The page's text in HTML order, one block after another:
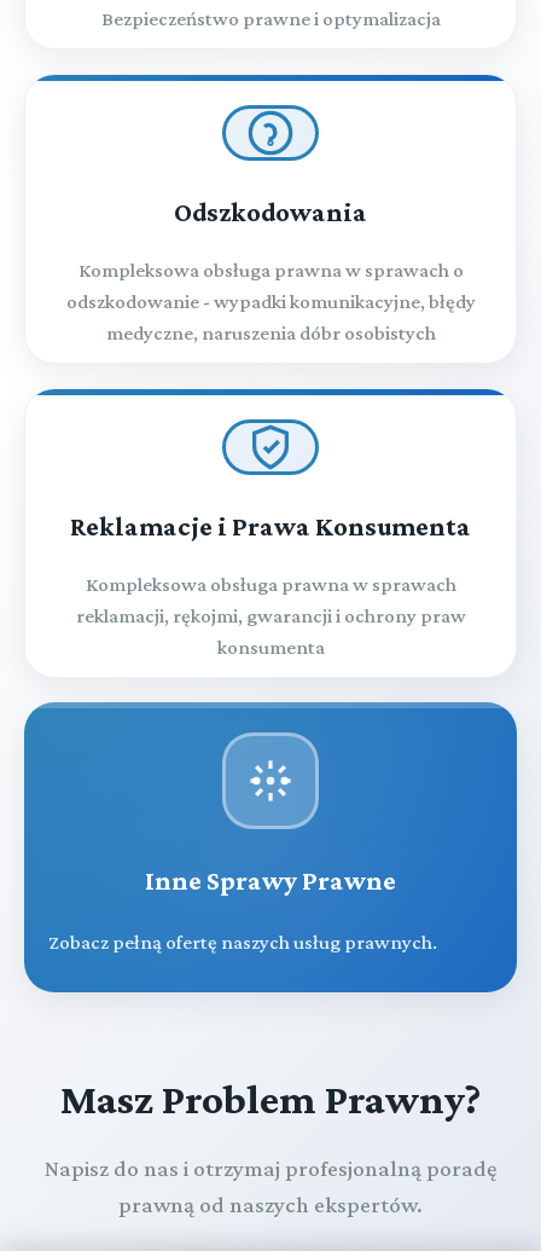
Bezpieczeństwo prawne i optymalizacja
Odszkodowania
Kompleksowa obsługa prawna w sprawach o
odszkodowanie - wypadki komunikacyjne, błędy
medyczne, naruszenia dóbr osobistych
Reklamacje i Prawa Konsumenta
Kompleksowa obsługa prawna w sprawach
reklamacji, rękojmi, gwarancji i ochrony praw
konsumenta
Inne Sprawy Prawne
Zobacz pełną ofertę naszych usług prawnych.
Masz Problem Prawny?
Napisz do nas i otrzymaj profesjonalną poradę
prawną od naszych ekspertów.